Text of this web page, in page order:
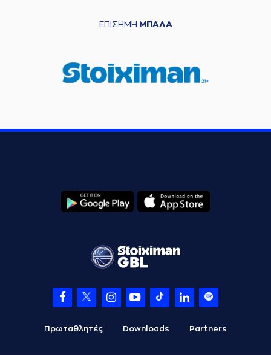
ΕΠΙΣΗΜΗ ΜΠΑΛΑ
Πρωταθλητές Downloads Partners